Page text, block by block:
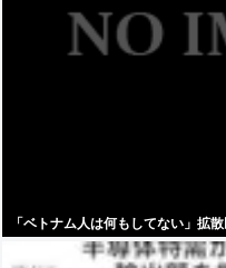
「ベトナム人は何もしてない」拡